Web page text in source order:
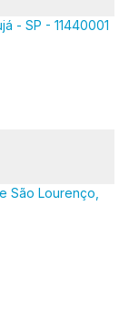
- SP - 11440001
São Lourenço,